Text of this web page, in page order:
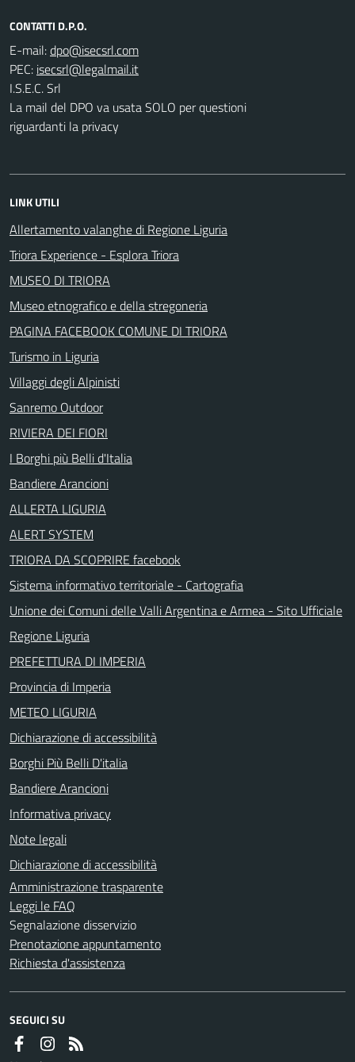
CONTATTI D.P.O.
E-mail:
PEC:
I.S.E.C. Srl
La mail del DPO va usata SOLO per questioni
riguardanti la privacy
LINK UTILI
Allertamento valanghe di Regione Liguria
Triora Experience - Esplora Triora
MUSEO DI TRIORA
Museo etnografico e della stregoneria
PAGINA FACEBOOK COMUNE DI TRIORA
Turismo in Liguria
Villaggi degli Alpinisti
Sanremo Outdoor
RIVIERA DEI FIORI
I Borghi più Belli d'Italia
Bandiere Arancioni
ALLERTA LIGURIA
ALERT SYSTEM
TRIORA DA SCOPRIRE facebook
Sistema informativo territoriale - Cartografia
Unione dei Comuni delle Valli Argentina e Armea - Sito Ufficiale
Regione Liguria
PREFETTURA DI IMPERIA
Provincia di Imperia
METEO LIGURIA
Dichiarazione di accessibilità
Borghi Più Belli D'italia
Bandiere Arancioni
Informativa privacy
Note legali
Dichiarazione di accessibilità
Amministrazione trasparente
Leggi le FAQ
Segnalazione disservizio
Prenotazione appuntamento
Richiesta d'assistenza
SEGUICI SU